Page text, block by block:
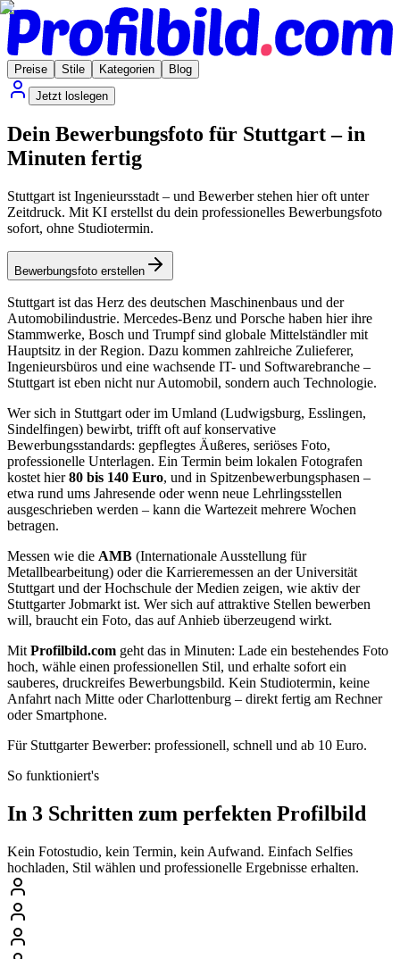
Preise Stile Kategorien
Blog
Jetzt loslegen
Dein Bewerbungsfoto für Stuttgart – in
Minuten fertig
Stuttgart ist Ingenieursstadt – und Bewerber stehen hier oft unter
Zeitdruck. Mit KI erstellst du dein professionelles Bewerbungsfoto
sofort, ohne Studiotermin.
Bewerbungsfoto erstellen
Stuttgart ist das Herz des deutschen Maschinenbaus und der
Automobilindustrie. Mercedes-Benz und Porsche haben hier ihre
Stammwerke, Bosch und Trumpf sind globale Mittelständler mit
Hauptsitz in der Region. Dazu kommen zahlreiche Zulieferer,
Ingenieursbüros und eine wachsende IT- und Softwarebranche –
Stuttgart ist eben nicht nur Automobil, sondern auch Technologie.
Wer sich in Stuttgart oder im Umland (Ludwigsburg, Esslingen,
Sindelfingen) bewirbt, trifft oft auf konservative
Bewerbungsstandards: gepflegtes Äußeres, seriöses Foto,
professionelle Unterlagen. Ein Termin beim lokalen Fotografen
kostet hier80 bis 140 Euro, und in Spitzenbewerbungsphasen –
etwa rund ums Jahresende oder wenn neue Lehrlingsstellen
ausgeschrieben werden – kann die Wartezeit mehrere Wochen
betragen.
Messen wie die AMB (Internationale Ausstellung für
Metallbearbeitung) oder die Karrieremessen an der Universität
Stuttgart und der Hochschule der Medien zeigen, wie aktiv der
Stuttgarter Jobmarkt ist. Wer sich auf attraktive Stellen bewerben
will, braucht ein Foto, das auf Anhieb überzeugend wirkt.
Mit Profilbild.com geht das in Minuten: Lade ein bestehendes Foto
hoch, wähle einen professionellen Stil, und erhalte sofort ein
sauberes, druckreifes Bewerbungsbild. Kein Studiotermin, keine
Anfahrt nach Mitte oder Charlottenburg – direkt fertig am Rechner
oder Smartphone.
Für Stuttgarter Bewerber: professionell, schnell und ab 10 Euro.
So funktioniert's
In 3 Schritten zum perfekten Profilbild
Kein Fotostudio, kein Termin, kein Aufwand. Einfach Selfies
hochladen, Stil wählen und professionelle Ergebnisse erhalten.